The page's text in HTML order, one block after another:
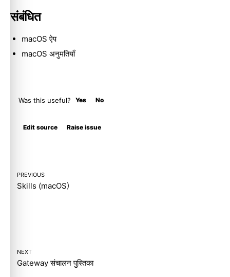
संबंधित
macOS ऐप
macOS अनुमतियाँ
Was this useful? Yes No
Edit source Raise issue
PREVIOUS
Skills (macOS)
NEXT
Gateway संचालन पुस्तिका